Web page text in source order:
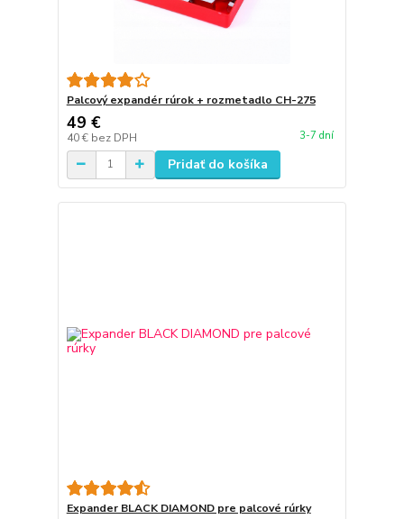
Palcový expandér rúrok + rozmetadlo CH-275
49 €
40 € bez DPH 3-7 dní
Pridať do košíka
Expander BLACK DIAMOND pre palcové rúrky